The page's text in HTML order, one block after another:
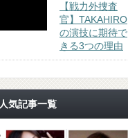
【戦力外捜査
官】TAKAHIRO
の演技に期待で
きる3つの理由
人気記事一覧